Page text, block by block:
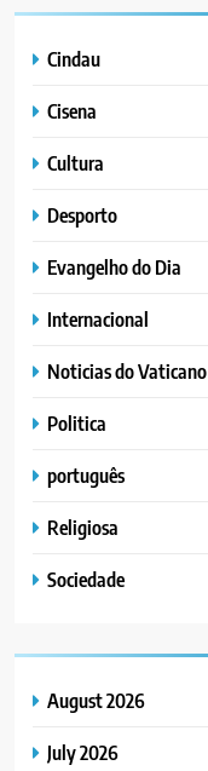
Cindau
Cisena
Cultura
Desporto
Evangelho do Dia
Internacional
Noticias do Vaticano
Politica
português
Religiosa
Sociedade
August 2026
July 2026